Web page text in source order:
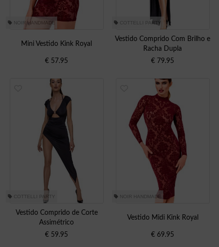
NOIR HANDMADE
Mini Vestido Kink Royal
€ 57.95
COTTELLI PARTY
Vestido Comprido Com Brilho e
Racha Dupla
€ 79.95
COTTELLI PARTY
Vestido Comprido de Corte
Assimétrico
€ 59.95
NOIR HANDMADE
Vestido Midi Kink Royal
€ 69.95